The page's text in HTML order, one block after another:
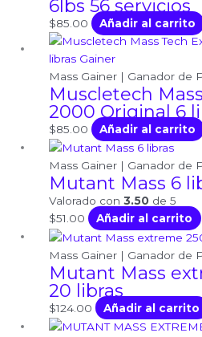
6lbs 56 servicios
$85.00 Añadir al carrito
Mass Gainer | Ganador de
Muscletech
2000 Original 6
$85.00 Añadir al carrito
Mass Gainer | Ganador de
Mutant Mass 6
Valorado con3.50 de 5
$51.00 Añadir al carrito
Mass Gainer | Ganador de
Mutant Mass
20 libras
$124.00 Añadir al carrito